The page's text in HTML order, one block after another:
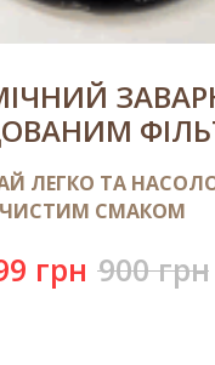
ЛЕГКО ТА
ЧИСТИМ СМАКОМ
грн 900 грн